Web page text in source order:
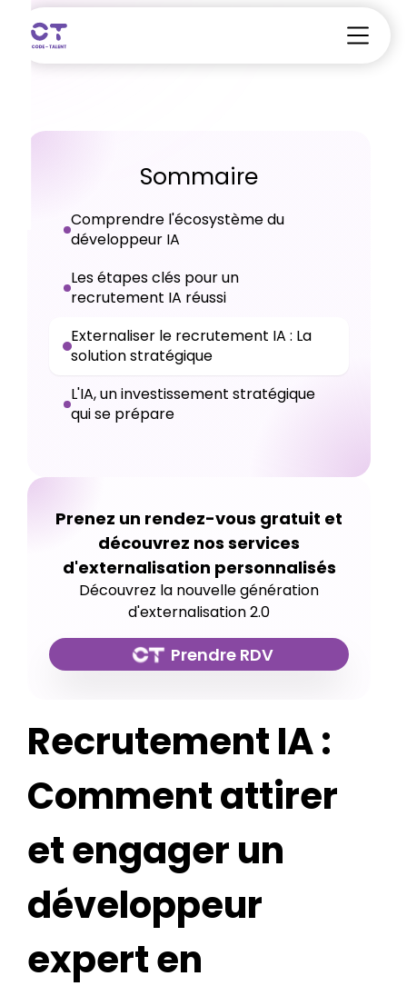
Sommaire
Comprendre l'écosystème du
développeur IA
Les étapes clés pour un
recrutement IA réussi
Externaliser le recrutement IA : La
solution stratégique
L'IA, un investissement stratégique
qui se prépare
Prenez un rendez-vous gratuit et
découvrez nos services
d'externalisation personnalisés
Découvrez la nouvelle génération
d'externalisation 2.0
Prendre RDV
Recrutement IA :
Comment attirer
et engager un
développeur
expert en